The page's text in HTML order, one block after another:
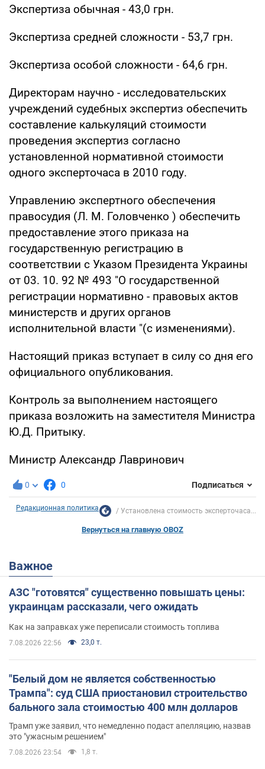
Экспертиза обычная - 43,0 грн.
Экспертиза средней сложности - 53,7 грн.
Экспертиза особой сложности - 64,6 грн.
Директорам научно - исследовательских
учреждений судебных экспертиз обеспечить
составление калькуляций стоимости
проведения экспертиз согласно
установленной нормативной стоимости
одного эксперточаса в 2010 году.
Управлению экспертного обеспечения
правосудия (Л. М. Головченко ) обеспечить
предоставление этого приказа на
государственную регистрацию в
соответствии с Указом Президента Украины
от 03. 10. 92 № 493 "О государственной
регистрации нормативно - правовых актов
министерств и других органов
исполнительной власти "(с изменениями).
Настоящий приказ вступает в силу со дня его
официального опубликования.
Контроль за выполнением настоящего
приказа возложить на заместителя Министра
Ю.Д. Притыку.
Министр Александр Лавринович
0 0 Подписаться
Редакционная политика Установлена стоимость эксперточаса...
Вернуться на главную OBOZ
Важное
АЗС "готовятся" существенно повышать цены:
украинцам рассказали, чего ожидать
Как на заправках уже переписали стоимость топлива
7.08.2026 22:56 23,0 т.
"Белый дом не является собственностью
Трампа": суд США приостановил строительство
бального зала стоимостью 400 млн долларов
Трамп уже заявил, что немедленно подаст апелляцию, назвав
это "ужасным решением"
7.08.2026 23:54 1,8 т.